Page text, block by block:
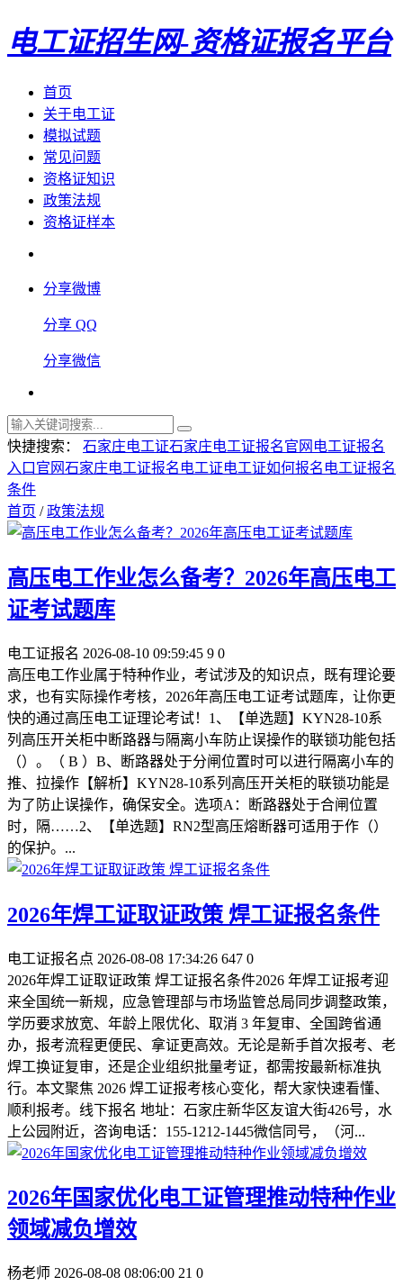
电工证招生网-资格证报名平台
首页
关于电工证
模拟试题
常见问题
资格证知识
政策法规
资格证样本
分享微博
分享 QQ
分享微信
快捷搜索： 石家庄电工证石家庄电工证报名官网 电工证报名
入口官网石家庄电工证报名 电工证电工证如何报名 电工证报名
条件
首页 /政策法规
高压电工作业怎么备考？2026年高压电工
证考试题库
电工证报名 2026-08-10 09:59:45 9 0
高压电工作业属于特种作业，考试涉及的知识点，既有理论要
求，也有实际操作考核，2026年高压电工证考试题库，让你更
快的通过高压电工证理论考试！1、【单选题】KYN28-10系
列高压开关柜中断路器与隔离小车防止误操作的联锁功能包括
（）。（ B ）B、断路器处于分闸位置时可以进行隔离小车的
推、拉操作【解析】KYN28-10系列高压开关柜的联锁功能是
为了防止误操作，确保安全。选项A：断路器处于合闸位置
时，隔……2、【单选题】RN2型高压熔断器可适用于作（）
的保护。...
2026年焊工证取证政策 焊工证报名条件
电工证报名点 2026-08-08 17:34:26 647 0
2026年焊工证取证政策 焊工证报名条件2026 年焊工证报考迎
来全国统一新规，应急管理部与市场监管总局同步调整政策，
学历要求放宽、年龄上限优化、取消 3 年复审、全国跨省通
办，报考流程更便民、拿证更高效。无论是新手首次报考、老
焊工换证复审，还是企业组织批量考证，都需按最新标准执
行。本文聚焦 2026 焊工证报考核心变化，帮大家快速看懂、
顺利报考。线下报名 地址：石家庄新华区友谊大街426号，水
上公园附近，咨询电话：155-1212-1445微信同号，（河...
2026年国家优化电工证管理推动特种作业
领域减负增效
杨老师 2026-08-08 08:06:00 21 0